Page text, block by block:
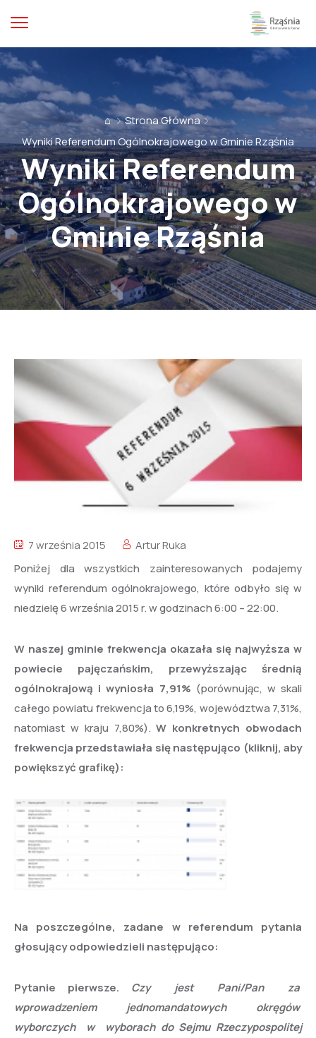
⌂
Strona Główna
Wyniki Referendum Ogólnokrajowego w Gminie Rząśnia
Wyniki Referendum
Ogólnokrajowego w
Gminie Rząśnia
7 września 2015
Artur Ruka
Poniżej dla wszystkich zainteresowanych podajemy
wyniki referendum ogólnokrajowego, które odbyło się w
niedzielę 6 września 2015 r. w godzinach 6:00 – 22:00.
W naszej gminie frekwencja okazała się najwyższa w
powiecie pajęczańskim, przewyższając średnią
ogólnokrajową i wyniosła 7,91% (porównując, w skali
całego powiatu frekwencja to 6,19%, województwa 7,31%,
natomiast w kraju 7,80%).W konkretnych obwodach
frekwencja przedstawiała się następująco (kliknij, aby
powiększyć grafikę):
Na poszczególne, zadane w referendum pytania
głosujący odpowiedzieli następująco:
Pytanie pierwsze. Czy jest Pani/Pan za
wprowadzeniem jednomandatowych okręgów
wyborczych w wyborach do Sejmu Rzeczypospolitej